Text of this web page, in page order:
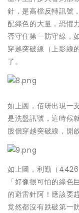
針，是高檔反轉訊號
配綠色的大量，恐懼
否守住第一防守線，
穿越突破線（上影線
了。
如上圖，佰研出現一
是洗盤訊號，這時候
股價穿越突破線，開
如上圖，利勤（
「好像很可怕的綠
的避雷針阿！應該要
竟然都沒有跌破第一